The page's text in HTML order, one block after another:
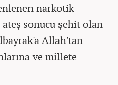
narkotik
sonucu şehit olan
Allah'tan
ve millete